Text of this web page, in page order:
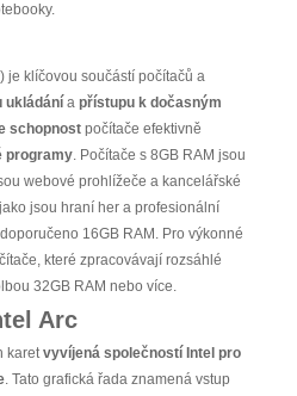
je klíčovou součástí počítačů a
ukládání a přístupu k dočasným
schopnost počítače efektivně
programy. Počítače s 8GB RAM jsou
webové prohlížeče a kancelářské
jsou hraní her a profesionální
16GB RAM. Pro výkonné
které zpracovávají rozsáhlé
32GB RAM nebo více.
Arc
karetvyvíjená společností Intel pro
. Tato grafická řada znamená vstup